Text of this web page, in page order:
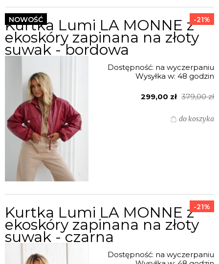
Kurtka Lumi LA MONNE z
ekoskóry zapinana na złoty
suwak - bordowa
Dostępność: na wyczerpaniu
Wysyłka w: 48 godzin
299,00 zł 379,00 zł
do koszyka
-21%
NOWOŚĆ
Kurtka Lumi LA MONNE z
ekoskóry zapinana na złoty
suwak - czarna
Dostępność: na wyczerpaniu
-21%